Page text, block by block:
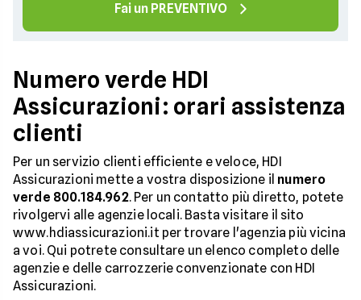
Fai un PREVENTIVO
Numero verde HDI
Assicurazioni: orari assistenza
clienti
Per un servizio clienti efficiente e veloce, HDI
Assicurazioni mette a vostra disposizione il numero
verde 800.184.962. Per un contatto più diretto, potete
rivolgervi alle agenzie locali. Basta visitare il sito
www.hdiassicurazioni.it per trovare l'agenzia più vicina
a voi. Qui potrete consultare un elenco completo delle
agenzie e delle carrozzerie convenzionate con HDI
Assicurazioni.